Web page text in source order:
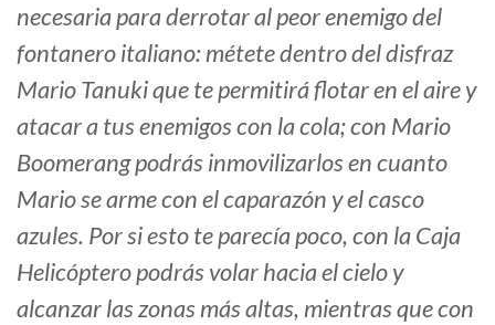
necesaria para derrotar al peor enemigo del
fontanero italiano: métete dentro del disfraz
Mario Tanuki que te permitirá flotar en el aire y
atacar a tus enemigos con la cola; con Mario
Boomerang podrás inmovilizarlos en cuanto
Mario se arme con el caparazón y el casco
azules. Por si esto te parecía poco, con la Caja
Helicóptero podrás volar hacia el cielo y
alcanzar las zonas más altas, mientras que con